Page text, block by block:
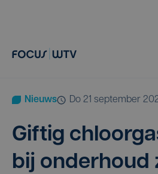
Nieuws do 21 september
Gif­tig
bij